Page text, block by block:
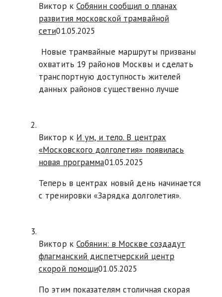
Виктор к Собянин сообщил о планах
развития московской трамвайной
сети01.05.2025
Новые трамвайные маршруты призваны
охватить 19 районов Москвы и сделать
транспортную доступность жителей
данных районов существенно лучше
Виктор к И ум, и тело. В центрах
«Московского долголетия» появилась
новая программа01.05.2025
Теперь в центрах новый день начинается
с тренировки «Зарядка долголетия».
Виктор к Собянин: в Москве создадут
флагманский диспетчерский центр
скорой помощи01.05.2025
По этим показателям столичная скорая